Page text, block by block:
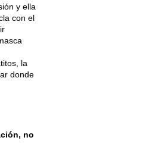
y ella
con el
la
donde
no